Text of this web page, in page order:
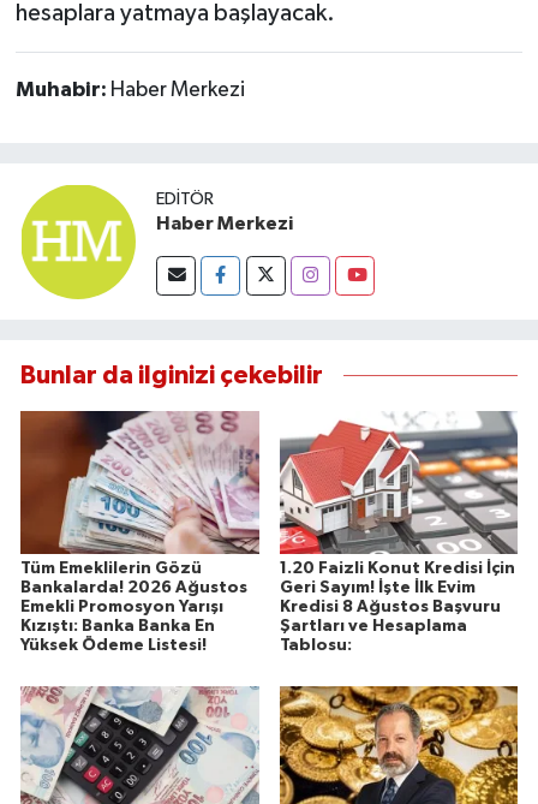
hesaplara yatmaya başlayacak.
Muhabir: Haber Merkezi
EDITÖR
Haber Merkezi
Bunlar da ilginizi çekebilir
Tüm Emeklilerin Gözü
Bankalarda! 2026 Ağustos
Emekli Promosyon Yarışı
Kızıştı: Banka Banka En
Yüksek Ödeme Listesi!
1.20 Faizli Konut Kredisi İçin
Geri Sayım! İşte İlk Evim
Kredisi 8 Ağustos Başvuru
Şartları ve Hesaplama
Tablosu: